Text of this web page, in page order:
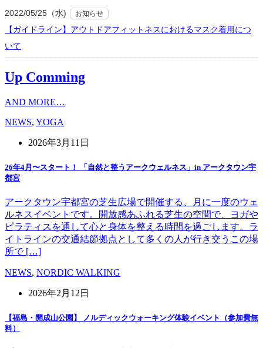
2022/05/25（水) お知らせ
【ガイドライン】アウトドアフィットネスにおけるマスク着用につ
いて
Up Comming
AND MORE…
NEWS, YOGA
2026年3月11日
26年4月〜スタート！ 「自然と整うアークウェルネス」in アークタウン宇
都宮
アークタウン宇都宮の芝生広場で開催する、月に一度のウェ
ルネスイベントです。開放感あふれる芝生の空間で、ヨガや
ピラティスを通して心と身体を整える時間を過ごします。ラ
イトラインの交通結節拠点として多くの人が行き交うこの場
所で […]
NEWS, NORDIC WALKING
2026年2月12日
【福島・開成山公園】 ノルディックウォーキング体験イベント（参加費無
料）